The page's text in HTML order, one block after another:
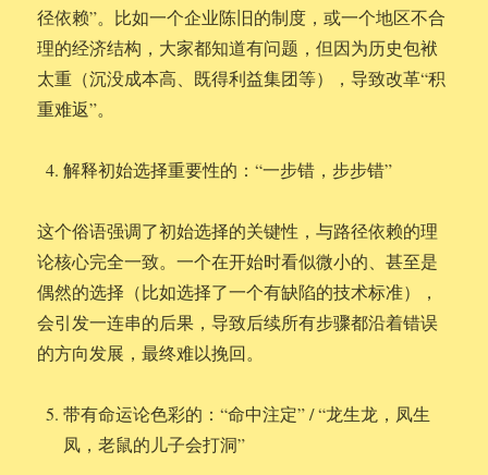
径依赖”。比如一个企业陈旧的制度，或一个地区不合
理的经济结构，大家都知道有问题，但因为历史包袱
太重（沉没成本高、既得利益集团等），导致改革“积
重难返”。
解释初始选择重要性的：“一步错，步步错”
这个俗语强调了初始选择的关键性，与路径依赖的理
论核心完全一致。一个在开始时看似微小的、甚至是
偶然的选择（比如选择了一个有缺陷的技术标准），
会引发一连串的后果，导致后续所有步骤都沿着错误
的方向发展，最终难以挽回。
带有命运论色彩的：“命中注定” / “龙生龙，凤生
凤，老鼠的儿子会打洞”